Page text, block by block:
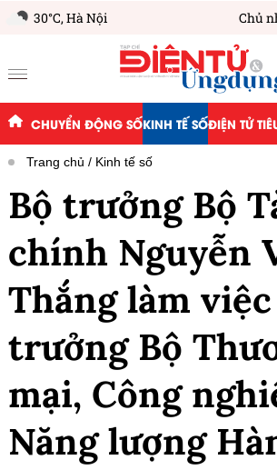
30°C,Hà Nội Chủ
CHUYỂN ĐỘNG SỐKINH TẾ SỐĐIỆN TỬ
Trang chủ Kinh tế số
Bộ trưởng Bộ
chính Nguyễn
Thắng làm
trưởng Bộ
mại, Công
Năng lượng